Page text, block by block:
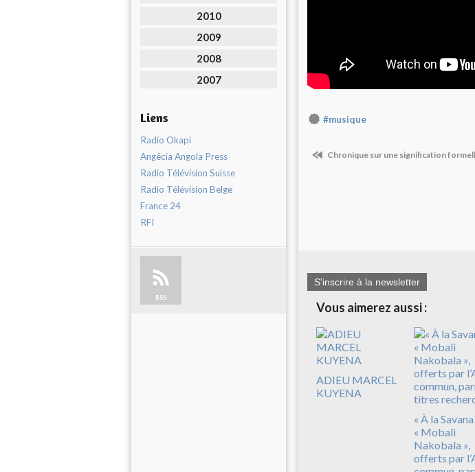
2010
2009
2008
2007
Liens
Radio Okapi
Angêcia Angola Press
Radio Télévision Suisse
Radio Télévision Belge
France 24
RFI
RSS
#musique
Chronique sur une signification
S'inscrire à la newsletter
Vous aimerez aussi :
ADIEU MARCEL
KUYENA
« À la
« Mobali
Nakobala »,
offerts par